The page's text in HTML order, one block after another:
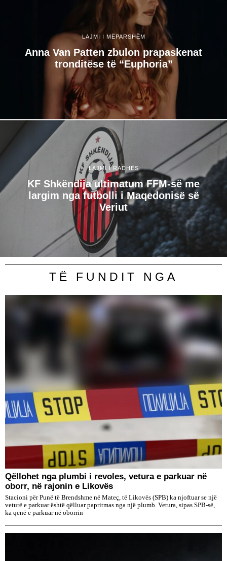
LAJMI I MËPARSHËM
Anna Van Patten zbulon prapaskenat
tronditëse të “Euphoria”
LAJMI I RADHËS
KF Shkëndija ultimatum FFM-së me
largim nga futbolli i Maqedonisë së
Veriut
TË FUNDIT NGA
Qëllohet nga plumbi i revoles, vetura e parkuar në
oborr, në rajonin e Likovës
Stacioni për Punë të Brendshme në Mateç, të Likovës (SPB) ka njoftuar se një
veturë e parkuar është qëlluar papritmas nga një plumb. Vetura, sipas SPB-së,
ka qenë e parkuar në oborrin